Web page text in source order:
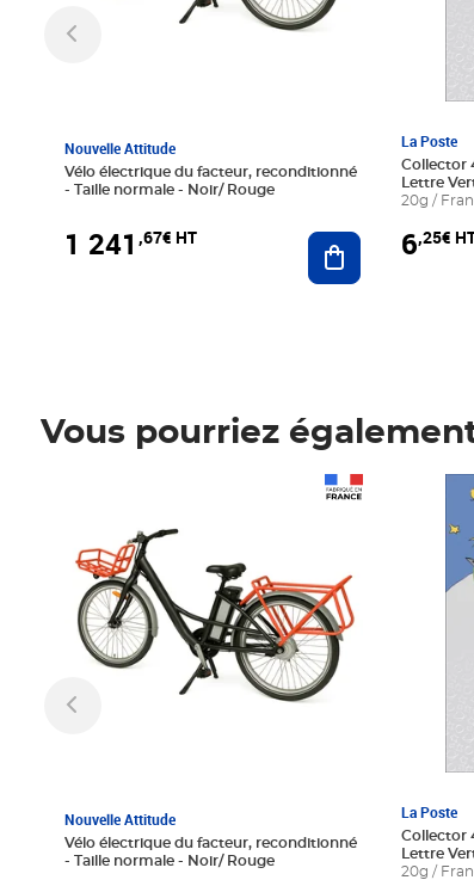
Nouvelle Attitude
Vélo électrique du facteur, reconditionné
- Taille normale - Noir/ Rouge
1 241 ,67€ HT Ajouter au
La Poste
Collector
Lettre
20g /
6,25€
Vous pourriez
Nouvelle Attitude
Vélo électrique du facteur, reconditionné
- Taille normale - Noir/ Rouge
La Poste
Collector
Lettre
20g /
Prix